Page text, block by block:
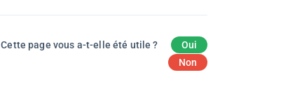
Cette page vous a-t-elle été utile ?
Oui
Non